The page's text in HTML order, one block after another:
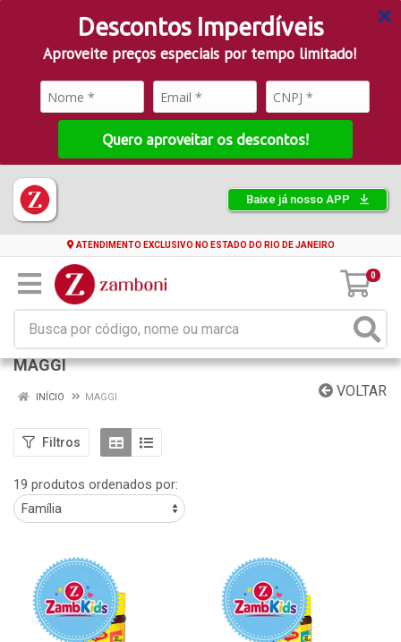
Descontos Imperdíveis
Aproveite preços especiais por tempo limitado!
Quero aproveitar os descontos!
Baixe já nosso APP
ATENDIMENTO EXCLUSIVO NO ESTADO DO RIO DE JANEIRO
0
MAGGI
VOLTAR
INÍCIO MAGGI
Filtros
19 produtos ordenados por: